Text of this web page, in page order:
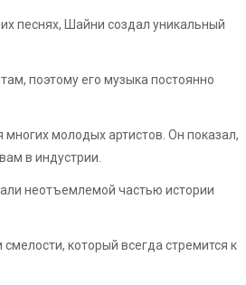
песнях, Шайни создал уникальный
поэтому его музыка постоянно
молодых артистов. Он показал,
в индустрии.
неотъемлемой частью истории
который всегда стремится к